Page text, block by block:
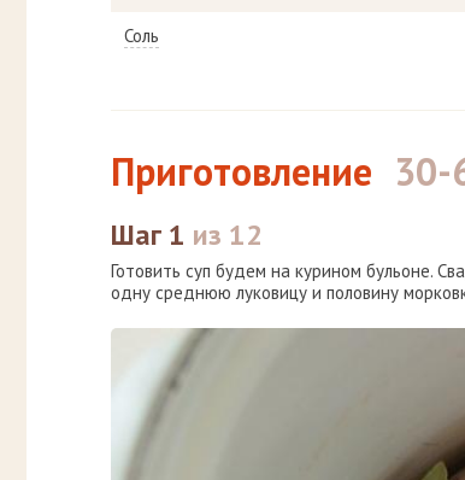
Соль
Приготовление 30-
Шаг 1 из 12
Готовить суп будем на курином бульоне.
одну среднюю луковицу и половину